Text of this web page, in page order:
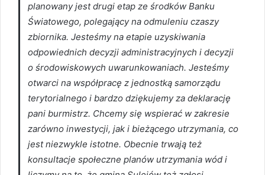
planowany jest drugi etap ze środków Banku
Światowego, polegający na odmuleniu czaszy
zbiornika. Jesteśmy na etapie uzyskiwania
odpowiednich decyzji administracyjnych i decyzji
o środowiskowych uwarunkowaniach. Jesteśmy
otwarci na współpracę z jednostką samorządu
terytorialnego i bardzo dziękujemy za deklarację
pani burmistrz. Chcemy się wspierać w zakresie
zarówno inwestycji, jak i bieżącego utrzymania, co
jest niezwykle istotne. Obecnie trwają też
konsultacje społeczne planów utrzymania wód i